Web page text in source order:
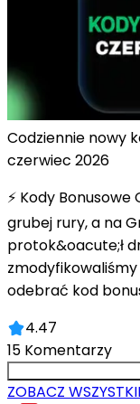
Codziennie nowy
czerwiec 2026
⚡ Kody Bonusowe
grubej rury, a na
protok&oacute;ł
odebrać kod
4.47
15 Komentarzy
ZOBACZ